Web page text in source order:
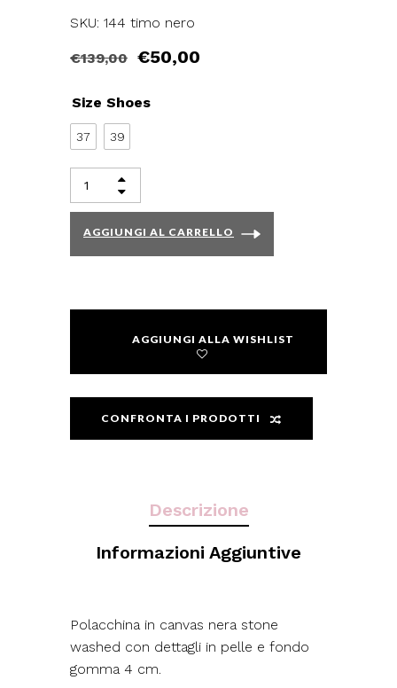
SKU: 144 timo nero
€139,00 €50,00
Size Shoes
37 39
AGGIUNGI AL CARRELLO
AGGIUNGI ALLA WISHLIST
CONFRONTA I PRODOTTI
Descrizione
Informazioni Aggiuntive
Polacchina in canvas nera stone
washed con dettagli in pelle e fondo
gomma 4 cm.